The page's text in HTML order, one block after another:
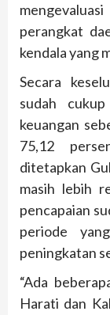
perangkat
kendala yang
Secara
sudah
keuangan
75,12
ditetapkan
masih lebih
pencapaian
periode
peningkatan
“Ada
Harati dan